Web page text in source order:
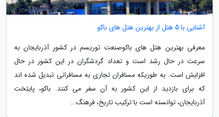
آشنایی با 5 هتل از بهترین هتل های باکو
معرفی بهترین هتل های باکوصنعت توریسم در کشور آذربایجان به
سرعت در حال رشد است و تعداد گردشگران در این کشور در حال
افزایش است. به طوریکه مسافران تجاری به مسافرانی تبدیل شده اند
که برای بازدید از این کشور به آن سفر می کنند. باکو، پایتخت
آذربایجان، توانسته است با ترکیب تاریخ، فرهنگ...